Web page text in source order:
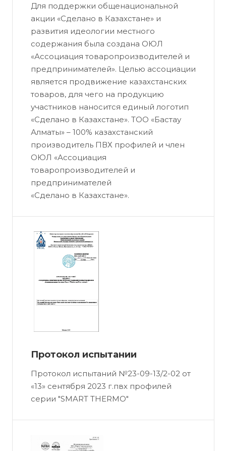
Для поддержки общенациональной
акции «Сделано в Казахстане» и
развития идеологии местного
содержания была создана ОЮЛ
«Ассоциация товаропроизводителей и
предпринимателей». Целью ассоциации
является продвижение казахстанских
товаров, для чего на продукцию
участников наносится единый логотип
«Сделано в Казахстане». ТОО «Бастау
Алматы» – 100% казахстанский
производитель ПВХ профилей и член
ОЮЛ «Ассоциация
товаропроизводителей и
предпринимателей
«Сделано в Казахстане».
Протокол испытании
Протокол испытаний №23-09-13/2-02 от
«13» сентября 2023 г.пвх профилей
серии "SMART THERMO"